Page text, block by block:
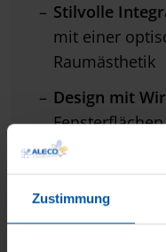
Zustimmung
Stilvolle
mit einer
Raumästhetik
Design mit
schafft eine